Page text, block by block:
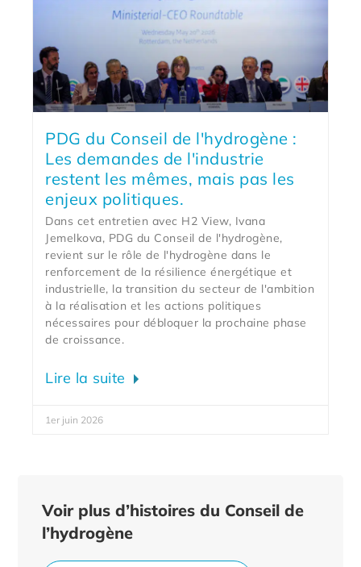
PDG du Conseil de l'hydrogène :
Les demandes de l'industrie
restent les mêmes, mais pas les
enjeux politiques.
Dans cet entretien avec H2 View, Ivana
Jemelkova, PDG du Conseil de l'hydrogène,
revient sur le rôle de l'hydrogène dans le
renforcement de la résilience énergétique et
industrielle, la transition du secteur de l'ambition
à la réalisation et les actions politiques
nécessaires pour débloquer la prochaine phase
de croissance.
Lire la suite
1er juin 2026
Voir plus d’histoires du Conseil de
l’hydrogène